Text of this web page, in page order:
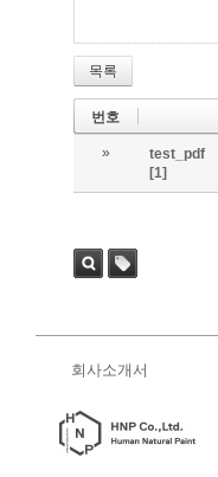
목록
번호
»
test_pdf
[1]
회사소개서